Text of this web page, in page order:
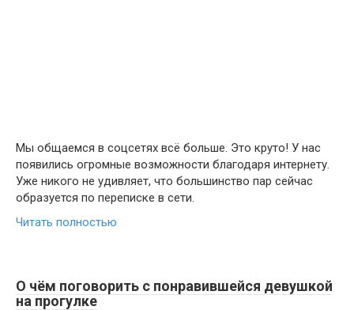
Мы общаемся в соцсетях всё больше. Это круто! У нас
появились огромные возможности благодаря интернету.
Уже никого не удивляет, что большинство пар сейчас
образуется по переписке в сети.
Читать полностью
О чём поговорить с понравившейся девушкой
на прогулке